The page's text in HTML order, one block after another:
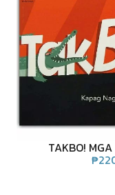
TAKBO!
₱